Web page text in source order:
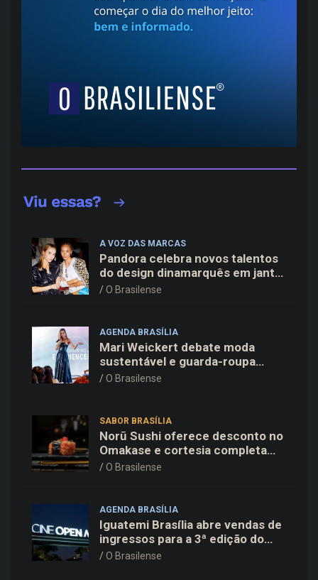
A VOZ DAS MARCAS
Pandora celebra novos talentos
do design dinamarquês em jantar
exclusivo no restaurante Daphne
O Brasilense
AGENDA BRASÍLIA
Mari Weickert debate moda
sustentável e guarda-roupa
inteligente no ParkShopping
O Brasilense
SABOR BRASÍLIA
Norū Sushi oferece desconto no
Omakase e cortesia completa
para os pais neste domingo
O Brasilense
AGENDA BRASÍLIA
Iguatemi Brasília abre vendas de
ingressos para a 3ª edição do
Cine Open Air
O Brasilense